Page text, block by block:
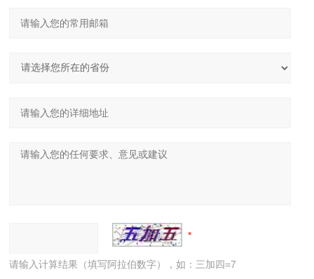
请输入计算结果（填写阿拉伯数字），如：三加四=7